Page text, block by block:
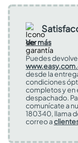
Ver más
Puedes
desde la
condiciones
completos y en
despachado.
comunícate a
180340, llama
correo a